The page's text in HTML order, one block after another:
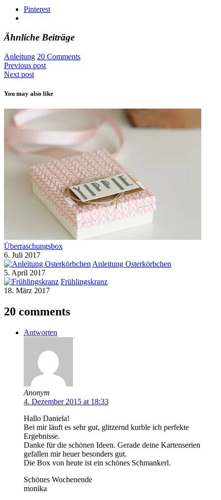
Pinterest
Ähnliche Beiträge
Anleitung 20 Comments
Previous post
Next post
You may also like
Überraschungsbox
6. Juli 2017
Anleitung Osterkörbchen
5. April 2017
Frühlingskranz
18. März 2017
20 comments
Antworten
Anonym
4. Dezember 2015 at 18:33
Hallo Daniela!
Bei mir läuft es sehr gut, glitzernd kurble ich perfekte
Ergebnisse.
Danke für die schönen Ideen. Gerade deine Kartenserien
gefallen mir heuer besonders gut.
Die Box von heute ist ein schönes Schmankerl.
Schönes Wochenende
monika